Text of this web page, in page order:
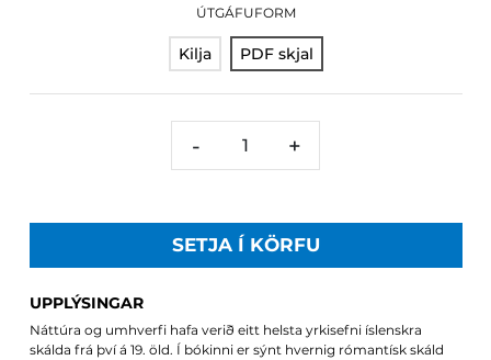
ÚTGÁFUFORM
Kilja PDF skjal
- +
SETJA Í KÖRFU
UPPLÝSINGAR
Náttúra og umhverfi hafa verið eitt helsta yrkisefni íslenskra
skálda frá því á 19. öld. Í bókinni er sýnt hvernig rómantísk skáld